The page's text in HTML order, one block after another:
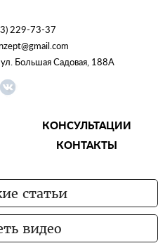
229-73-37
Большая Садовая, 188А
КОНСУЛЬТАЦИИ
КОНТАКТЫ
статьи
видео